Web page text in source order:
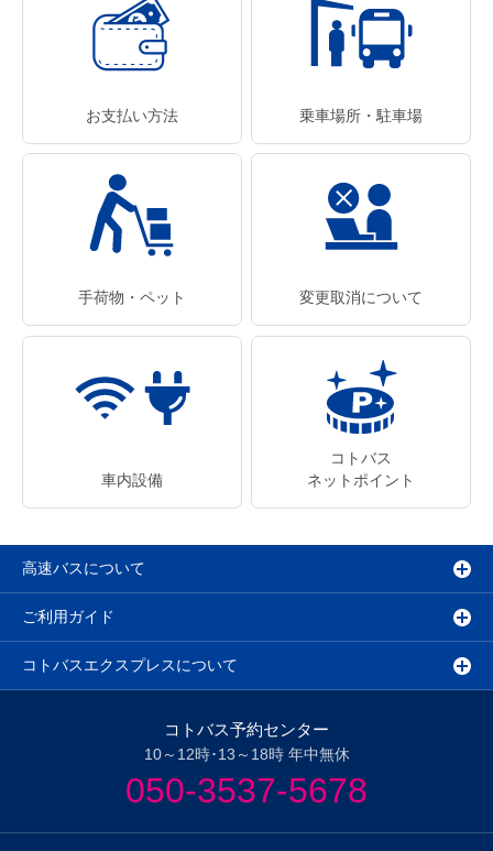
お支払い方法 乗車場所・駐車場
手荷物・ペット 変更取消について
車内設備
コトバス
ネットポイント
高速バスについて
ご利用ガイド
コトバスエクスプレスについて
コトバス予約センター
10～12時･13～18時 年中無休
050-3537-5678